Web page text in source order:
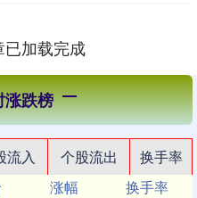
已加载完成
涨跌榜
流入 个股流出
换手率
涨幅
换手率